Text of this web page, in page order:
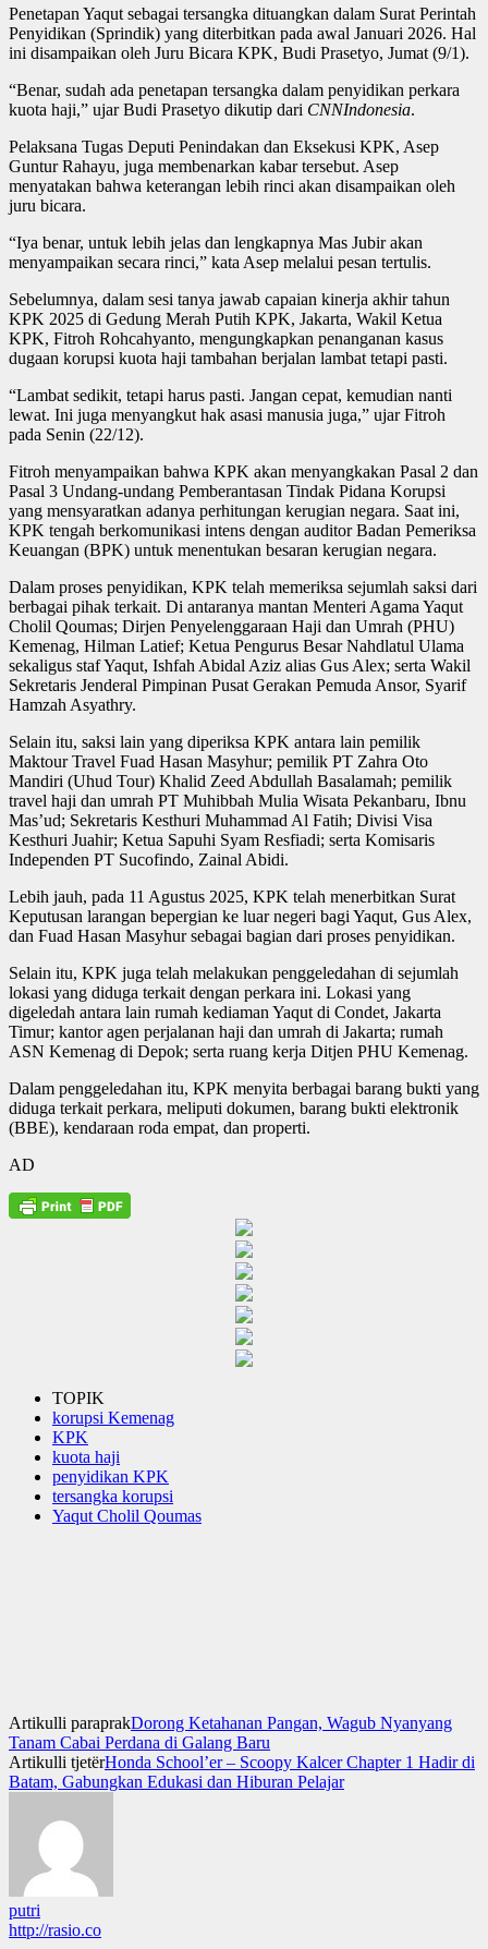
Penetapan Yaqut sebagai tersangka dituangkan dalam Surat Perintah
Penyidikan (Sprindik) yang diterbitkan pada awal Januari 2026. Hal
ini disampaikan oleh Juru Bicara KPK, Budi Prasetyo, Jumat (9/1).
“Benar, sudah ada penetapan tersangka dalam penyidikan perkara
kuota haji,” ujar Budi Prasetyo dikutip dari CNNIndonesia.
Pelaksana Tugas Deputi Penindakan dan Eksekusi KPK, Asep
Guntur Rahayu, juga membenarkan kabar tersebut. Asep
menyatakan bahwa keterangan lebih rinci akan disampaikan oleh
juru bicara.
“Iya benar, untuk lebih jelas dan lengkapnya Mas Jubir akan
menyampaikan secara rinci,” kata Asep melalui pesan tertulis.
Sebelumnya, dalam sesi tanya jawab capaian kinerja akhir tahun
KPK 2025 di Gedung Merah Putih KPK, Jakarta, Wakil Ketua
KPK, Fitroh Rohcahyanto, mengungkapkan penanganan kasus
dugaan korupsi kuota haji tambahan berjalan lambat tetapi pasti.
“Lambat sedikit, tetapi harus pasti. Jangan cepat, kemudian nanti
lewat. Ini juga menyangkut hak asasi manusia juga,” ujar Fitroh
pada Senin (22/12).
Fitroh menyampaikan bahwa KPK akan menyangkakan Pasal 2 dan
Pasal 3 Undang-undang Pemberantasan Tindak Pidana Korupsi
yang mensyaratkan adanya perhitungan kerugian negara. Saat ini,
KPK tengah berkomunikasi intens dengan auditor Badan Pemeriksa
Keuangan (BPK) untuk menentukan besaran kerugian negara.
Dalam proses penyidikan, KPK telah memeriksa sejumlah saksi dari
berbagai pihak terkait. Di antaranya mantan Menteri Agama Yaqut
Cholil Qoumas; Dirjen Penyelenggaraan Haji dan Umrah (PHU)
Kemenag, Hilman Latief; Ketua Pengurus Besar Nahdlatul Ulama
sekaligus staf Yaqut, Ishfah Abidal Aziz alias Gus Alex; serta Wakil
Sekretaris Jenderal Pimpinan Pusat Gerakan Pemuda Ansor, Syarif
Hamzah Asyathry.
Selain itu, saksi lain yang diperiksa KPK antara lain pemilik
Maktour Travel Fuad Hasan Masyhur; pemilik PT Zahra Oto
Mandiri (Uhud Tour) Khalid Zeed Abdullah Basalamah; pemilik
travel haji dan umrah PT Muhibbah Mulia Wisata Pekanbaru, Ibnu
Mas’ud; Sekretaris Kesthuri Muhammad Al Fatih; Divisi Visa
Kesthuri Juahir; Ketua Sapuhi Syam Resfiadi; serta Komisaris
Independen PT Sucofindo, Zainal Abidi.
Lebih jauh, pada 11 Agustus 2025, KPK telah menerbitkan Surat
Keputusan larangan bepergian ke luar negeri bagi Yaqut, Gus Alex,
dan Fuad Hasan Masyhur sebagai bagian dari proses penyidikan.
Selain itu, KPK juga telah melakukan penggeledahan di sejumlah
lokasi yang diduga terkait dengan perkara ini. Lokasi yang
digeledah antara lain rumah kediaman Yaqut di Condet, Jakarta
Timur; kantor agen perjalanan haji dan umrah di Jakarta; rumah
ASN Kemenag di Depok; serta ruang kerja Ditjen PHU Kemenag.
Dalam penggeledahan itu, KPK menyita berbagai barang bukti yang
diduga terkait perkara, meliputi dokumen, barang bukti elektronik
(BBE), kendaraan roda empat, dan properti.
AD
TOPIK
korupsi Kemenag
KPK
kuota haji
penyidikan KPK
tersangka korupsi
Yaqut Cholil Qoumas
Artikulli paraprakDorong Ketahanan Pangan, Wagub Nyanyang
Tanam Cabai Perdana di Galang Baru
Artikulli tjetërHonda School’er – Scoopy Kalcer Chapter 1 Hadir di
Batam, Gabungkan Edukasi dan Hiburan Pelajar
putri
http://rasio.co